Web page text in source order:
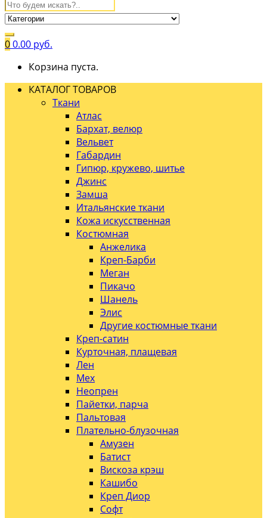
00.00 руб.
Корзина пуста.
КАТАЛОГ ТОВАРОВ
Ткани
Атлас
Бархат, велюр
Вельвет
Габардин
Гипюр, кружево, шитье
Джинс
Замша
Итальянские ткани
Кожа искусственная
Костюмная
Анжелика
Креп-Барби
Меган
Пикачо
Шанель
Элис
Другие костюмные ткани
Креп-сатин
Курточная, плащевая
Лен
Мех
Неопрен
Пайетки, парча
Пальтовая
Плательно-блузочная
Амузен
Батист
Вискоза крэш
Кашибо
Креп Диор
Софт